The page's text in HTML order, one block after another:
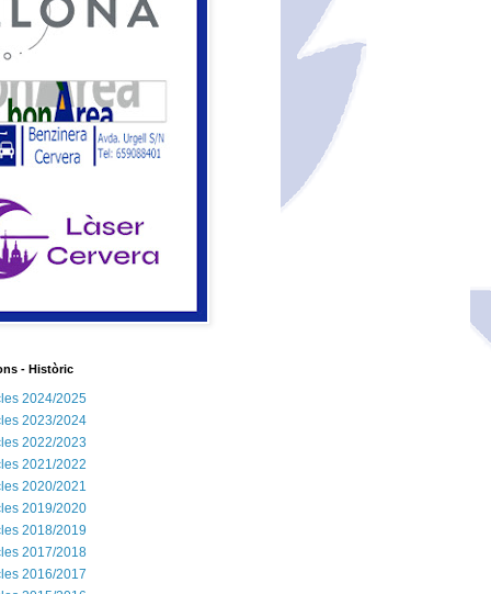
- Històric
2024/2025
2023/2024
2022/2023
2021/2022
2020/2021
2019/2020
2018/2019
2017/2018
2016/2017